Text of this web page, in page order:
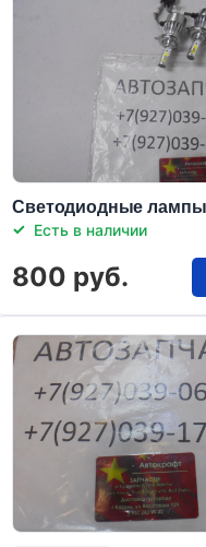
Светодиодные
Есть в наличии
800 руб.